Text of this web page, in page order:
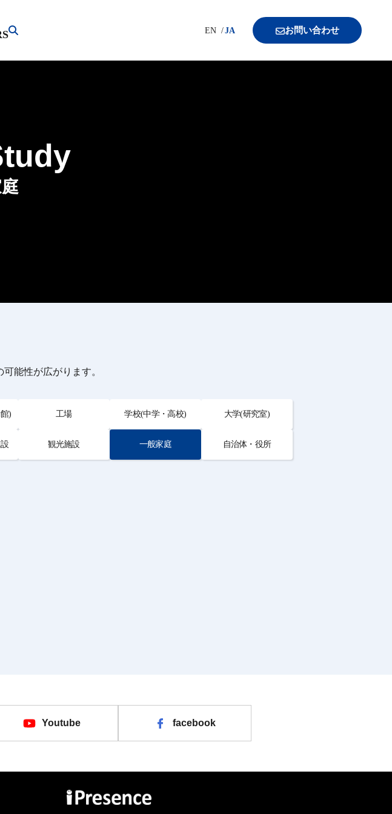
EN JA お問い合わせ
能性が広がります。
) 工場 学校(中学・高校) 大学(研究室)
観光施設 一般家庭 自治体・役所
Youtube facebook